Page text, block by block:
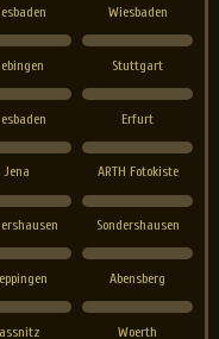
Wiesbaden
Stuttgart
Erfurt
Jena ARTH Fotokiste
Sondershausen
Abensberg
Woerth